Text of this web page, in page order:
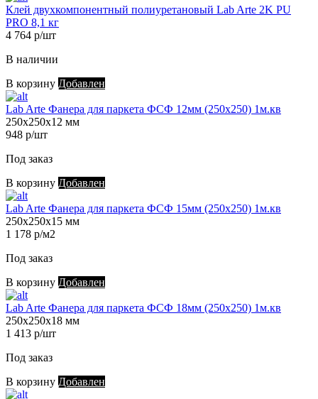
Клей двухкомпонентный полиуретановый Lab Arte 2K PU
PRO 8,1 кг
4 764 р/шт
В наличии
В корзину Добавлен
Lab Arte Фанера для паркета ФСФ 12мм (250х250) 1м.кв
250х250х12 мм
948 р/шт
Под заказ
В корзину Добавлен
Lab Arte Фанера для паркета ФСФ 15мм (250х250) 1м.кв
250х250х15 мм
1 178 р/м2
Под заказ
В корзину Добавлен
Lab Arte Фанера для паркета ФСФ 18мм (250х250) 1м.кв
250х250х18 мм
1 413 р/шт
Под заказ
В корзину Добавлен